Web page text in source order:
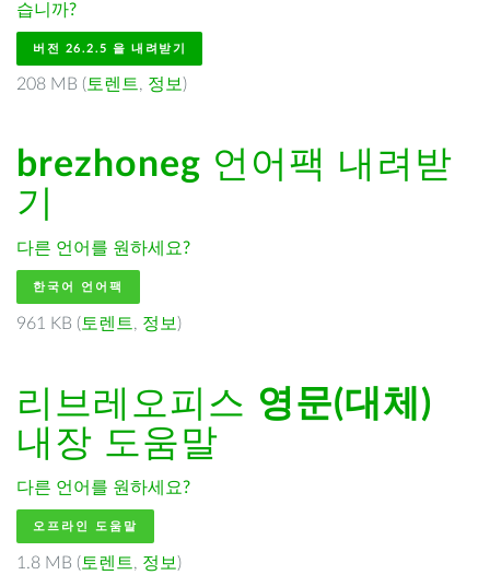
습니까?
버전 26.2.5 을 내려받기
208 MB ( 토렌트, 정보 )
brezhoneg 언어팩 내려받
기
다른 언어를 원하세요?
한국어 언어팩
961 KB ( 토렌트, 정보 )
리브레오피스 영문(대체)
내장 도움말
다른 언어를 원하세요?
오프라인 도움말
1.8 MB ( 토렌트, 정보 )